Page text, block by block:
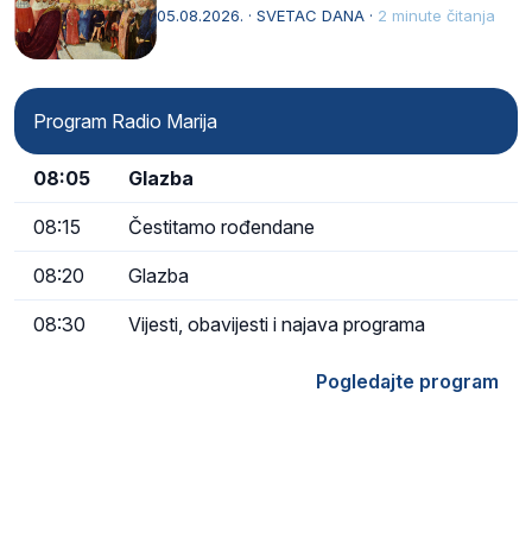
naziv, Sancta Maria…
05.08.2026. · SVETAC DANA · 2 minute čitanja
Program Radio Marija
08:05 Glazba
08:15 Čestitamo rođendane
08:20 Glazba
08:30 Vijesti, obavijesti i najava programa
Pogledajte program